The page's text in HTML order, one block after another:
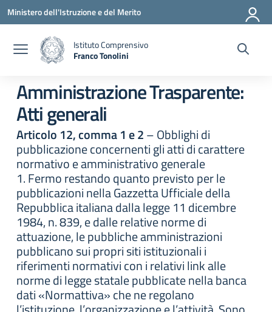
Vai ai contenuti
Vai al menu di navigazione
Vai al footer
Ministero dell'Istruzione e del Merito
Istituto Comprensivo
Franco Tonolini
Amministrazione Trasparente:
Atti generali
Articolo 12, comma 1 e 2– Obblighi di
pubblicazione concernenti gli atti di carattere
normativo e amministrativo generale
1. Fermo restando quanto previsto per le
pubblicazioni nella Gazzetta Ufficiale della
Repubblica italiana dalla legge 11 dicembre
1984, n. 839, e dalle relative norme di
attuazione, le pubbliche amministrazioni
pubblicano sui propri siti istituzionali i
riferimenti normativi con i relativi link alle
norme di legge statale pubblicate nella banca
dati «Normattiva» che ne regolano